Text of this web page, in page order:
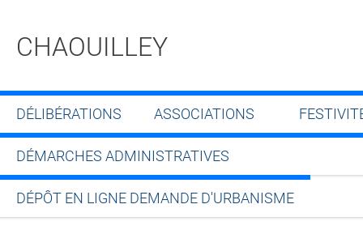
CHAOUILLEY
DÉLIBÉRATIONS ASSOCIATIONS
DÉMARCHES ADMINISTRATIVES
DÉPÔT EN LIGNE DEMANDE D'URBANISME